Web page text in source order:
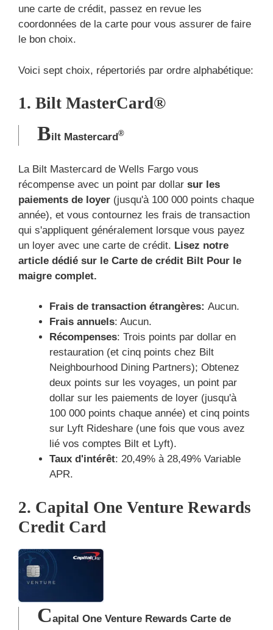
une carte de crédit, passez en revue les
coordonnées de la carte pour vous assurer de faire
le bon choix.
Voici sept choix, répertoriés par ordre alphabétique:
1. Bilt MasterCard®
Bilt Mastercard®
La Bilt Mastercard de Wells Fargo vous
récompense avec un point par dollar sur les
paiements de loyer (jusqu'à 100 000 points chaque
année), et vous contournez les frais de transaction
qui s'appliquent généralement lorsque vous payez
un loyer avec une carte de crédit. Lisez notre
article dédié sur le Carte de crédit Bilt Pour le
maigre complet.
Frais de transaction étrangères: Aucun.
Frais annuels: Aucun.
Récompenses: Trois points par dollar en
restauration (et cinq points chez Bilt
Neighbourhood Dining Partners); Obtenez
deux points sur les voyages, un point par
dollar sur les paiements de loyer (jusqu'à
100 000 points chaque année) et cinq points
sur Lyft Rideshare (une fois que vous avez
lié vos comptes Bilt et Lyft).
Taux d'intérêt: 20,49% à 28,49% Variable
APR.
2. Capital One Venture Rewards
Credit Card
Capital One Venture Rewards Carte de